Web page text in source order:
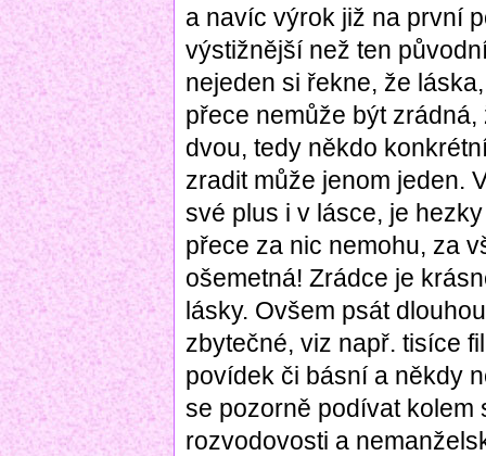
a navíc výrok již na první
výstižnější než ten
nejeden si řekne, že
přece nemůže být
dvou, tedy někdo
zradit může jenom jeden.
své plus i v lásce, je
přece za nic nemohu, za
ošemetná! Zrádce je
lásky. Ovšem psát
zbytečné, viz např. tisíce
povídek či básní a někdy
se pozorně podívat kolem
rozvodovosti a